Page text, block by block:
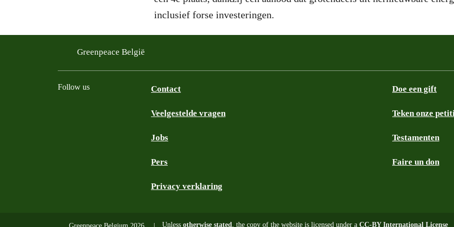
inclusief forse investeringen.
Greenpeace België
Follow us Contact
Veelgestelde vragen
Jobs
Pers
Privacy verklaring
Doe een gift
Teken onze
Testamenten
Faire un don
Unless otherwise stated, the copy of the website is licensed under a CC-BY International License